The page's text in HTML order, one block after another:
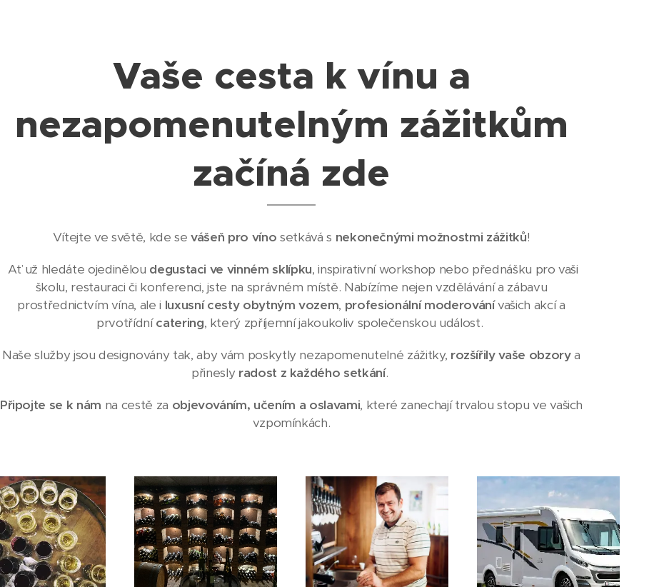
Vaše cesta k vínu a
nezapomenutelným zážitkům
začíná zde
Vítejte ve světě, kde sevášeň pro víno setkává s nekonečnými možnostmi zážitků!
Ať už hledáte ojedinělou degustaci ve vinném sklípku, inspirativní workshop nebo přednášku pro vaši
školu, restauraci či konferenci, jste na správném místě. Nabízíme nejen vzdělávání a zábavu
prostřednictvím vína, ale i luxusní cesty obytným vozem, profesionální moderovánívašich akcí a
prvotřídnícatering, který zpříjemní jakoukoliv společenskou událost.
Naše služby jsou designovány tak, aby vám poskytly nezapomenutelné zážitky, rozšířily vaše obzorya
přinesly radost z každého setkání.
Připojte se k nám na cestě za objevováním, učením a oslavami, které zanechají trvalou stopu ve vašich
vzpomínkách.